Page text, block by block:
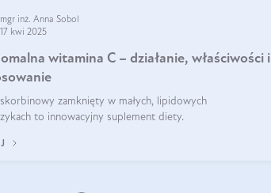
mgr inż. Anna Sobol
17 kwi 2025
witamina C – działanie, właściwości i
zamknięty w małych, lipidowych
to innowacyjny suplement diety.